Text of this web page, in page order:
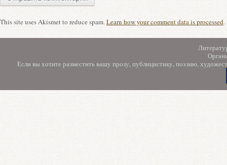
This site uses Akismet to reduce spam.Learn how your comment data is processed.
Если вы хотите разместить вашу прозу, публицистику, поэзию,